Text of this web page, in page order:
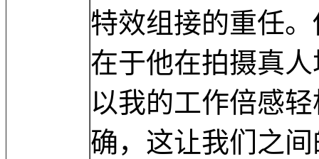
特效组接的重任
在于他在拍摄真
以我的工作倍感
确，这让我们之